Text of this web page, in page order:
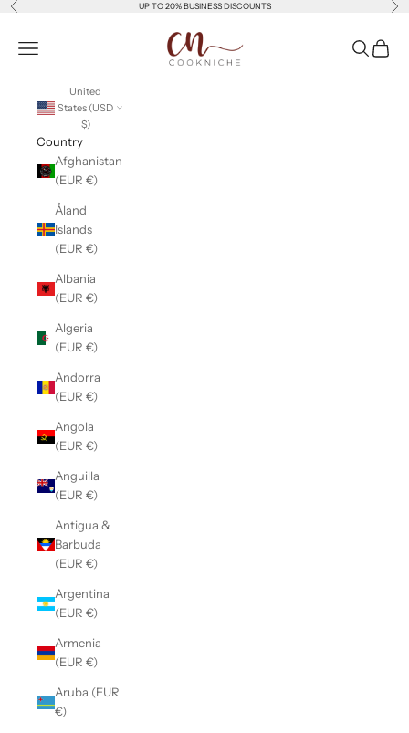
Skip to content
Previous UP TO 20% BUSINESS DISCOUNTS
Cookniche
Open navigation menu OpenOpen
United
States (USD
$)
Country
Afghanistan
(EUR €)
Åland
Islands
(EUR €)
Albania
(EUR €)
Algeria
(EUR €)
Andorra
(EUR €)
Angola
(EUR €)
Anguilla
(EUR €)
Antigua &
Barbuda
(EUR €)
Argentina
(EUR €)
Armenia
(EUR €)
Aruba (EUR
€)